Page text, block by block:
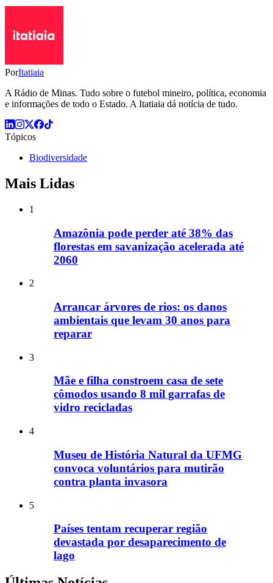
PorItatiaia
A Rádio de Minas. Tudo sobre o futebol mineiro, política, economia
e informações de todo o Estado. A Itatiaia dá notícia de tudo.
Tópicos
Biodiversidade
Mais Lidas
1
Amazônia pode perder até 38% das
florestas em savanização acelerada até
2060
2
Arrancar árvores de rios: os danos
ambientais que levam 30 anos para
reparar
3
Mãe e filha constroem casa de sete
cômodos usando 8 mil garrafas de
vidro recicladas
4
Museu de História Natural da UFMG
convoca voluntários para mutirão
contra planta invasora
5
Países tentam recuperar região
devastada por desaparecimento de
lago